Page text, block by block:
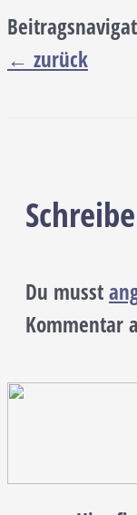
← zurück
Du musst
Kommentar